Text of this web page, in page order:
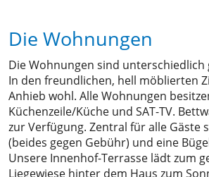
Die Wohnungen
Die Wohnungen sind
In den freundlichen, hell möblierten
Anhieb wohl. Alle Wohnungen
Küchenzeile/Küche und SAT-TV.
zur Verfügung. Zentral für alle Gäste
(beides gegen Gebühr) und eine
Unsere Innenhof-Terrasse lädt zum
Liegewiese hinter dem Haus zum